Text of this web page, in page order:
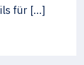
für […]